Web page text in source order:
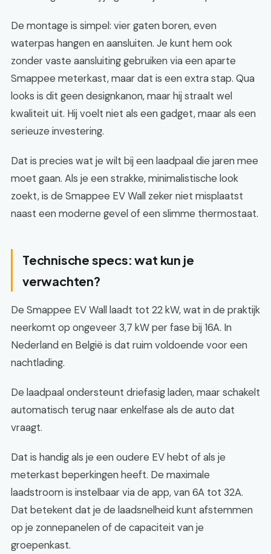
De montage is simpel: vier gaten boren, even
waterpas hangen en aansluiten. Je kunt hem ook
zonder vaste aansluiting gebruiken via een aparte
Smappee meterkast, maar dat is een extra stap. Qua
looks is dit geen designkanon, maar hij straalt wel
kwaliteit uit. Hij voelt niet als een gadget, maar als een
serieuze investering.
Dat is precies wat je wilt bij een laadpaal die jaren mee
moet gaan. Als je een strakke, minimalistische look
zoekt, is de Smappee EV Wall zeker niet misplaatst
naast een moderne gevel of een slimme thermostaat.
Technische specs: wat kun je
verwachten?
De Smappee EV Wall laadt tot 22 kW, wat in de praktijk
neerkomt op ongeveer 3,7 kW per fase bij 16A. In
Nederland en België is dat ruim voldoende voor een
nachtlading.
De laadpaal ondersteunt driefasig laden, maar schakelt
automatisch terug naar enkelfase als de auto dat
vraagt.
Dat is handig als je een oudere EV hebt of als je
meterkast beperkingen heeft. De maximale
laadstroom is instelbaar via de app, van 6A tot 32A.
Dat betekent dat je de laadsnelheid kunt afstemmen
op je zonnepanelen of de capaciteit van je
groepenkast.